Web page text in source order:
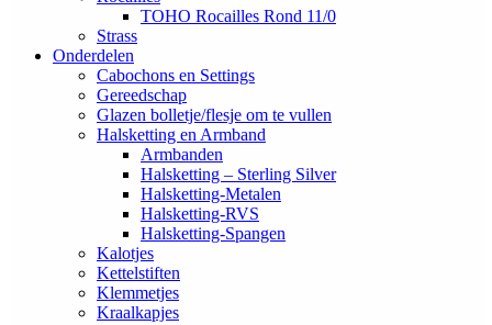
TOHO Rocailles Rond 11/0
Strass
Onderdelen
Cabochons en Settings
Gereedschap
Glazen bolletje/flesje om te vullen
Halsketting en Armband
Armbanden
Halsketting – Sterling Silver
Halsketting-Metalen
Halsketting-RVS
Halsketting-Spangen
Kalotjes
Kettelstiften
Klemmetjes
Kraalkapjes